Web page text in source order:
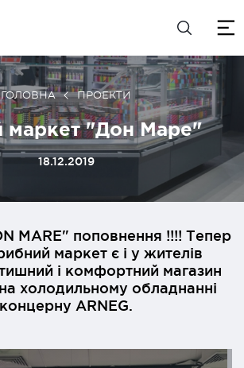
ГОЛОВНА ПРОЕКТИ
маркет "Дон Маре"
18.12.2019
MARE" поповнення !!!! Тепер
маркет є і у жителів
і комфортний магазин
холодильному обладнанні
концерну ARNEG.